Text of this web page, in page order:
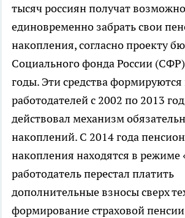
тысяч россиян получат
единовременно забрать свои
накопления, согласно проекту
Социального фонда России
годы. Эти средства формируются
работодателей с 2002 по 2013
действовал механизм
накоплений. С 2014 года
накопления находятся в режиме
работодатель перестал платить
дополнительные взносы сверх
формирование страховой